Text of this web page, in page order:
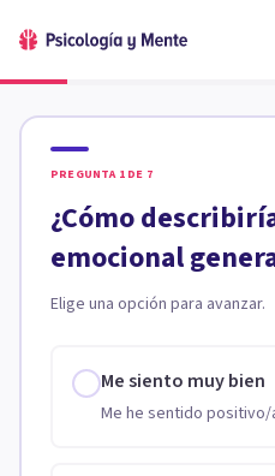
PREGUNTA 1 DE 7
¿Cómo
emocional
Elige una opción para avanzar.
Me siento muy bien
Me he sentido positivo/